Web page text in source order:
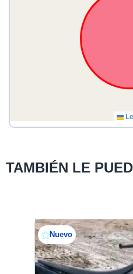
TAMBIÉN LE
Nuevo